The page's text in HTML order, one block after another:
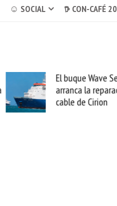
☺ SOCIAL 𖠚 CON-CAFÉ
Uber se lleva
sabemos todo lo
mejorar
esta movida